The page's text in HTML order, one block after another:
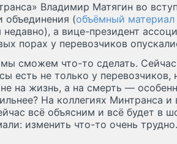
Владимир Матягин во
объединения (объёмный материал
а вице-президент
порах у перевозчиков
сможем что-то сделать.
есть не только у перевозчиков,
на жизнь, а на смерть —
На коллегиях Минтранса и
всё объясним и всё будет в
изменить что-то очень